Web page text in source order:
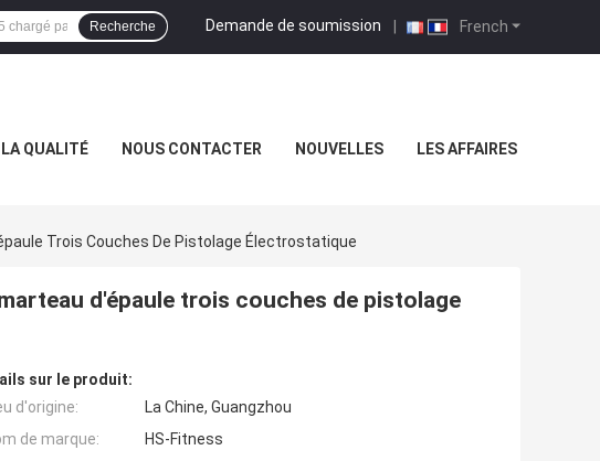
French
Demande de soumission |
Recherche
QUALITÉ NOUS CONTACTER NOUVELLES LES AFFAIRES
Trois Couches De Pistolage Électrostatique
d'épaule trois couches de pistolage
sur le produit:
d'origine:
La Chine, Guangzhou
de marque:
HS-Fitness